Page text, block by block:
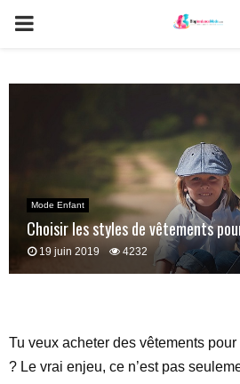
PRIMARY
Mode Enfant
Choisir les styles de vêtements
19 juin 2019 4232
Tu veux acheter des vêtements
? Le vrai enjeu, ce n’est pas